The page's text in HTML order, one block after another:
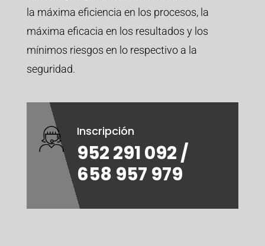
la máxima eficiencia en los procesos, la
máxima eficacia en los resultados y los
mínimos riesgos en lo respectivo a la
seguridad.
Inscripción
952 291 092 /
658 957 979